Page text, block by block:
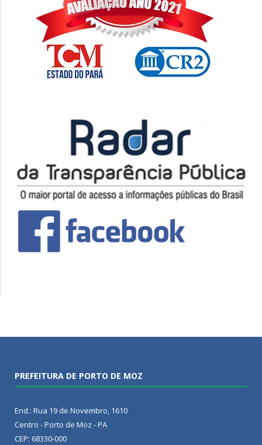
PREFEITURA DE PORTO DE MOZ
End.: Rua 19 de Novembro, 1610
Centro - Porto de Moz - PA
CEP: 68330-000